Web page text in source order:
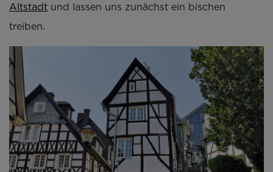
Altstadt und lassen uns zunächst ein bischen
treiben.